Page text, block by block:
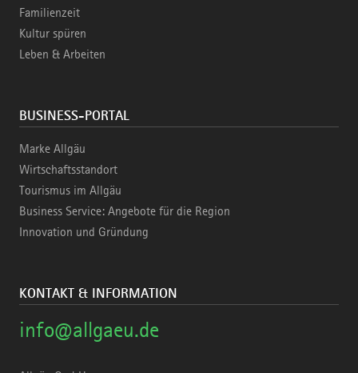
Familienzeit
Kultur spüren
Leben & Arbeiten
BUSINESS-PORTAL
Marke Allgäu
Wirtschaftsstandort
Tourismus im Allgäu
Business Service: Angebote für die Region
Innovation und Gründung
KONTAKT & INFORMATION
info@allgaeu.de